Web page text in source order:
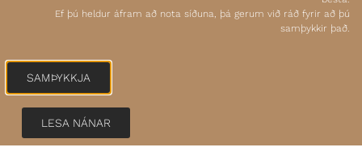
Ef þú heldur áfram að nota síðuna, þá gerum við ráð fyrir að þú
samþykkir það.
SAMÞYKKJA
LESA NÁNAR